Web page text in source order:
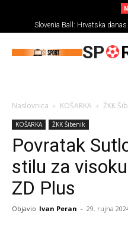
Slovenia Ball: Hrvatska
SP
Naslovnica KOŠARKA ŽKK
KOŠARKA ŽKK Šibenik
Povratak
stilu za
ZD Plus
Objavio Ivan Peran - 29. rujna